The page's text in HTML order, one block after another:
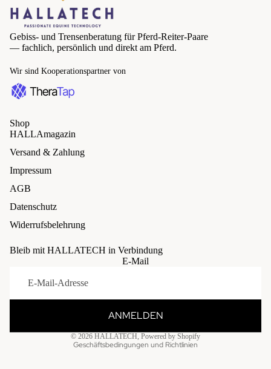
Gebiss- und Trensenberatung für Pferd-Reiter-Paare
— fachlich, persönlich und direkt am Pferd.
Wir sind Kooperationspartner von
Shop
HALLAmagazin
Versand & Zahlung
Impressum
AGB
Datenschutz
Widerrufsbelehrung
Bleib mit HALLATECH in Verbindung
E-Mail
ANMELDEN
© 2026 HALLATECH, Powered by Shopify
Geschäftsbedingungen und Richtlinien
Widerrufsrecht